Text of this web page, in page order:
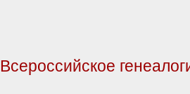
Всероссийское